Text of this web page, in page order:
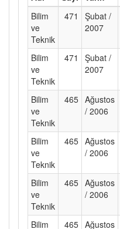
Bilim
ve
Teknik
471
Şubat /
2007
Bilim
ve
Teknik
471
Şubat /
2007
Bilim
ve
Teknik
465 Ağustos
/ 2006
Bilim
ve
Teknik
465 Ağustos
/ 2006
Bilim
ve
Teknik
465 Ağustos
/ 2006
Bilim 465 Ağustos